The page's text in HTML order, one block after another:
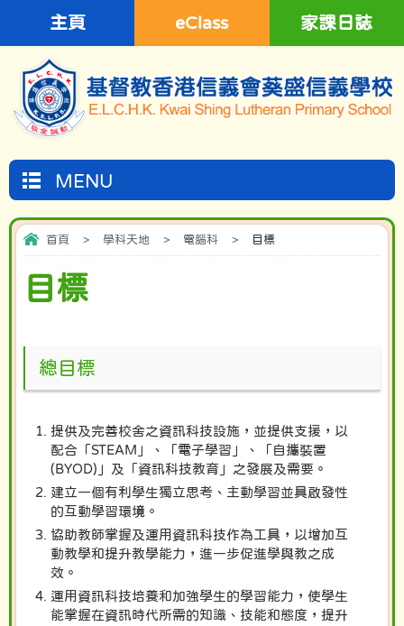
主頁 eClass 家課日誌
MENU
首頁 > 學科天地 > 電腦科 > 目標
目標
總目標
提供及完善校舍之資訊科技設施，並提供支援，以
配合「STEAM」、「電子學習」、「自攜裝置
(BYOD)」及「資訊科技教育」之發展及需要。
建立一個有利學生獨立思考、主動學習並具啟發性
的互動學習環境。
協助教師掌握及運用資訊科技作為工具，以增加互
動教學和提升教學能力，進一步促進學與教之成
效。
運用資訊科技培養和加強學生的學習能力，使學生
能掌握在資訊時代所需的知識、技能和態度，提升